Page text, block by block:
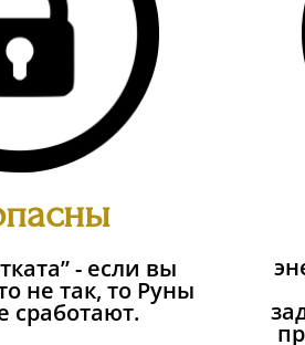
- если вы
не так, то Руны
сработают.